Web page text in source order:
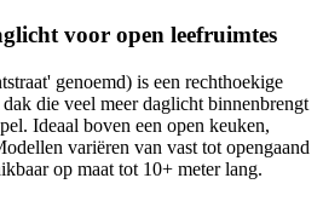
voor open leefruimtes
genoemd) is een rechthoekige
die veel meer daglicht binnenbrengt
Ideaal boven een open keuken,
variëren van vast tot opengaand
op maat tot 10+ meter lang.